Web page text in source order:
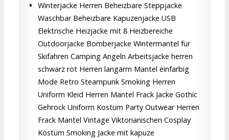
Winterjacke Herren Beheizbare Steppjacke
Waschbar Beheizbare Kapuzenjacke USB
Elektrische Heizjacke mit 8 Heizbereiche
Outdoorjacke Bomberjacke Wintermantel für
Skifahren Camping Angeln Arbeitsjacke herren
schwarz rot Herren langärm Mantel einfarbig
Mode Retro Steampunk Smoking Herren
Uniform Kleid Herren Mantel Frack Jacke Gothic
Gehrock Uniform Kostüm Party Outwear Herren
Frack Mantel Vintage Viktorianischen Cosplay
Kostüm Smoking Jacke mit kapuze